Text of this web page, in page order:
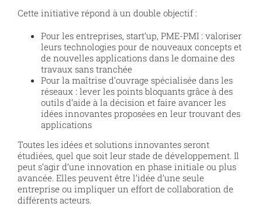
Cette initiative répond à un double objectif :
Pour les entreprises, start’up, PME-PMI : valoriser
leurs technologies pour de nouveaux concepts et
de nouvelles applications dans le domaine des
travaux sans tranchée
Pour la maîtrise d’ouvrage spécialisée dans les
réseaux : lever les points bloquants grâce à des
outils d’aide à la décision et faire avancer les
idées innovantes proposées en leur trouvant des
applications
Toutes les idées et solutions innovantes seront
étudiées, quel que soit leur stade de développement. Il
peut s’agir d’une innovation en phase initiale ou plus
avancée. Elles peuvent être l’idée d’une seule
entreprise ou impliquer un effort de collaboration de
différents acteurs.